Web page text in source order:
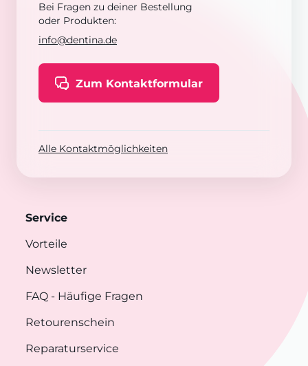
Bei Fragen zu deiner Bestellung
oder Produkten:
info@dentina.de
Zum Kontaktformular
Alle Kontaktmöglichkeiten
Service
Vorteile
Newsletter
FAQ - Häufige Fragen
Retourenschein
Reparaturservice